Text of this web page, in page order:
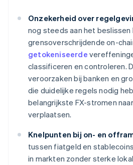
Onzekerheid over
nog steeds aan het
grensoverschrijdende on-
getokeniseerde
classificeren en controleren.
veroorzaken bij banken en
die duidelijke regels nodig
belangrijkste FX-stromen
verplaatsen.
Knelpunten bij on- en
tussen fiatgeld en
in markten zonder sterke